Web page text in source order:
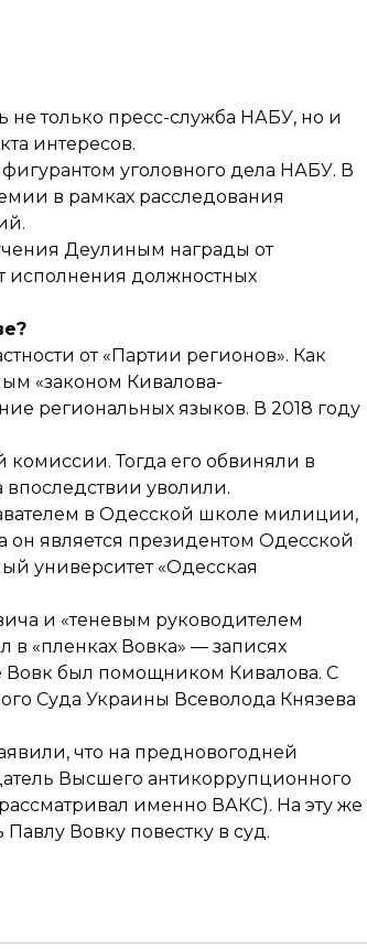
не только пресс-служба НАБУ, но и
интересов.
уголовного дела НАБУ. В
в рамках расследования
Деулиным награды от
исполнения должностных
от «Партии регионов». Как
«законом Кивалова-
региональных языков. В 2018 году
комиссии. Тогда его обвиняли в
уволили.
в Одесской школе милиции,
он является президентом Одесской
университет «Одесская
и «теневым руководителем
в «пленках Вовка» — записях
Вовк был помощником Кивалова. С
Суда Украины Всеволода Князева
, что на предновогодней
Высшего антикоррупционного
именно ВАКС). На эту же
Вовку повестку в суд.